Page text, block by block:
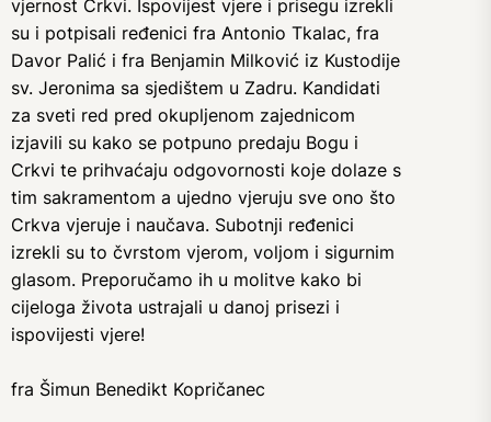
vjernost Crkvi. Ispovijest vjere i prisegu izrekli
su i potpisali ređenici fra Antonio Tkalac, fra
Davor Palić i fra Benjamin Milković iz Kustodije
sv. Jeronima sa sjedištem u Zadru. Kandidati
za sveti red pred okupljenom zajednicom
izjavili su kako se potpuno predaju Bogu i
Crkvi te prihvaćaju odgovornosti koje dolaze s
tim sakramentom a ujedno vjeruju sve ono što
Crkva vjeruje i naučava. Subotnji ređenici
izrekli su to čvrstom vjerom, voljom i sigurnim
glasom. Preporučamo ih u molitve kako bi
cijeloga života ustrajali u danoj prisezi i
ispovijesti vjere!
fra Šimun Benedikt Kopričanec